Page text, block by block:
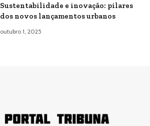
Sustentabilidade e inovação: pilares
dos novos lançamentos urbanos
outubro 1, 2025